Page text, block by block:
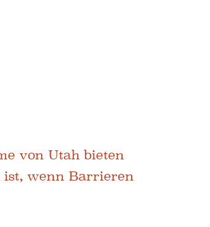
von Utah bieten
ist, wenn Barrieren